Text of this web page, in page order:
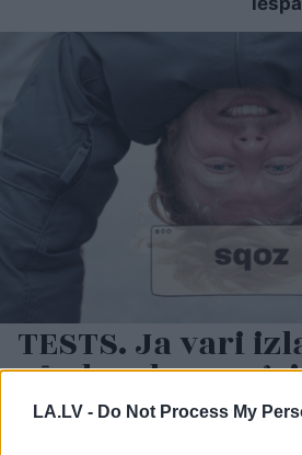
LA.LV - Do Not Process My
TESTS. Ja vari
vārdus, kas
augšpēdus, ar